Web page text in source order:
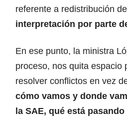
referente a redistribución
interpretación por parte
En ese punto, la ministra
proceso, nos quita espacio
resolver conflictos en vez
cómo vamos y donde
la SAE, qué está